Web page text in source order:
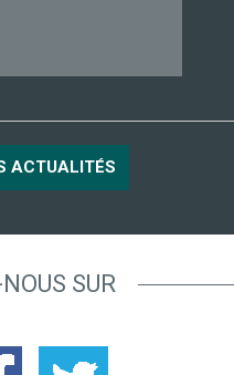
ACTUALITÉS
SUR